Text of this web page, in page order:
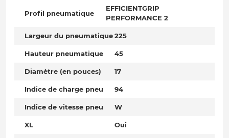
Profil pneumatique
EFFICIENTGRIP
PERFORMANCE 2
Largeur du pneumatique225
Hauteur pneumatique 45
Diamètre (en pouces) 17
Indice de charge pneu 94
Indice de vitesse pneu W
XL Oui